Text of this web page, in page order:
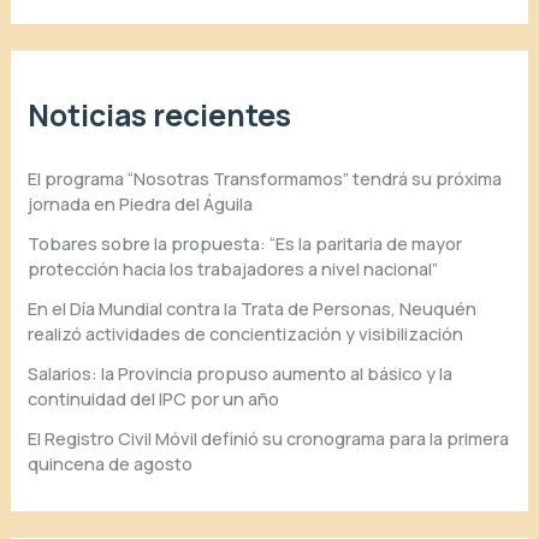
Noticias recientes
El programa “Nosotras Transformamos” tendrá su próxima
jornada en Piedra del Águila
Tobares sobre la propuesta: “Es la paritaria de mayor
protección hacia los trabajadores a nivel nacional”
En el Día Mundial contra la Trata de Personas, Neuquén
realizó actividades de concientización y visibilización
Salarios: la Provincia propuso aumento al básico y la
continuidad del IPC por un año
El Registro Civil Móvil definió su cronograma para la primera
quincena de agosto